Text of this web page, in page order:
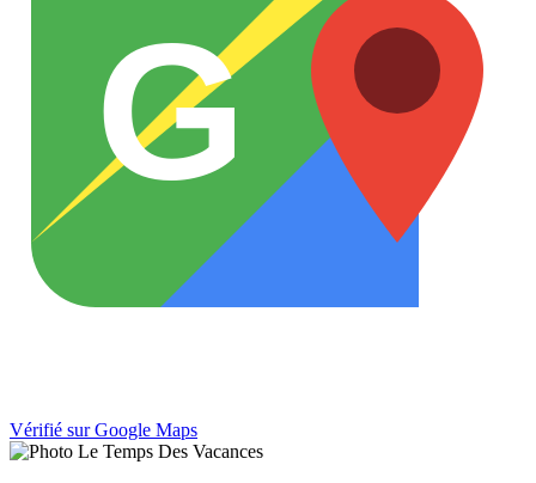
G
Vérifié sur Google Maps